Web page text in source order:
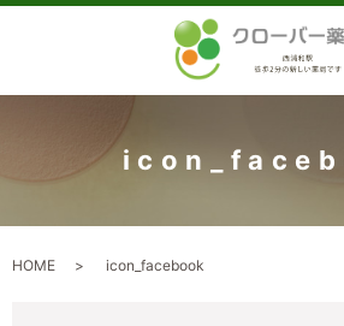
HOME icon_facebook